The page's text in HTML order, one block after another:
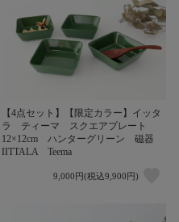
【4点セット】【限定カラー】イッタ
ラ ティーマ スクエアプレート
12×12cm ハンターグリーン 磁器
IITTALA Teema
9,000円(税込9,900円)